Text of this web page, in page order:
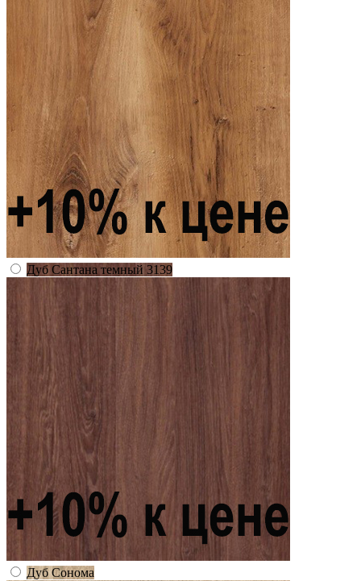
Дуб Сантана темный 3139
Дуб Сонома